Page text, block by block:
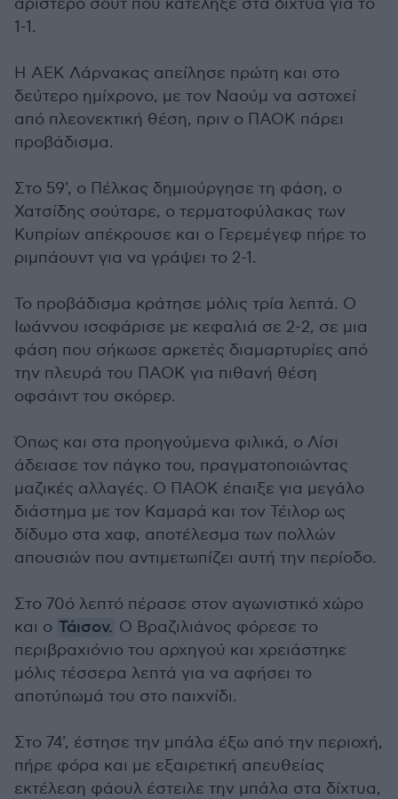
αριστερό σουτ που κατέληξε στα δίχτυα για το
1-1.
Η ΑΕΚ Λάρνακας απείλησε πρώτη και στο
δεύτερο ημίχρονο, με τον Ναούμ να αστοχεί
από πλεονεκτική θέση, πριν ο ΠΑΟΚ πάρει
προβάδισμα.
Στο 59', ο Πέλκας δημιούργησε τη φάση, ο
Χατσίδης σούταρε, ο τερματοφύλακας των
Κυπρίων απέκρουσε και ο Γερεμέγεφ πήρε το
ριμπάουντ για να γράψει το 2-1.
Το προβάδισμα κράτησε μόλις τρία λεπτά. Ο
Ιωάννου ισοφάρισε με κεφαλιά σε 2-2, σε μια
φάση που σήκωσε αρκετές διαμαρτυρίες από
την πλευρά του ΠΑΟΚ για πιθανή θέση
οφσάιντ του σκόρερ.
Όπως και στα προηγούμενα φιλικά, ο Λίσι
άδειασε τον πάγκο του, πραγματοποιώντας
μαζικές αλλαγές. Ο ΠΑΟΚ έπαιξε για μεγάλο
διάστημα με τον Καμαρά και τον Τέιλορ ως
δίδυμο στα χαφ, αποτέλεσμα των πολλών
απουσιών που αντιμετωπίζει αυτή την περίοδο.
Στο 70ό λεπτό πέρασε στον αγωνιστικό χώρο
και ο Τάισον. Ο Βραζιλιάνος φόρεσε το
περιβραχιόνιο του αρχηγού και χρειάστηκε
μόλις τέσσερα λεπτά για να αφήσει το
αποτύπωμά του στο παιχνίδι.
Στο 74', έστησε την μπάλα έξω από την περιοχή,
πήρε φόρα και με εξαιρετική απευθείας
εκτέλεση φάουλ έστειλε την μπάλα στα δίχτυα,